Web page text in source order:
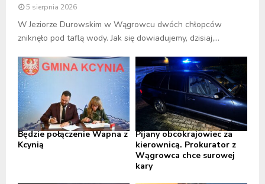
5 sierpnia 2026
W Jeziorze Durowskim w Wągrowcu dwóch chłopców
zniknęło pod taflą wody. Jak się dowiadujemy, dzisiaj,...
Będzie połączenie Wapna z
Kcynią
Pijany obcokrajowiec za
kierownicą. Prokurator z
Wągrowca chce surowej
kary